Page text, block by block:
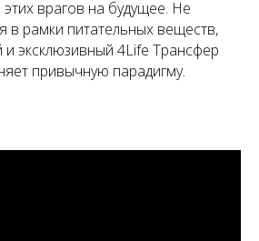
врагов на будущее. Не
рамки питательных веществ,
эксклюзивный 4Life Трансфер
привычную парадигму.